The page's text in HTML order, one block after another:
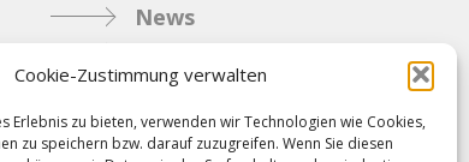
Cookie-Zustimmung verwalten
Erlebnis zu bieten, verwenden wir Technologien wie Cookies,
zu speichern bzw. darauf zuzugreifen. Wenn Sie diesen
News
Impressum
Kontakt